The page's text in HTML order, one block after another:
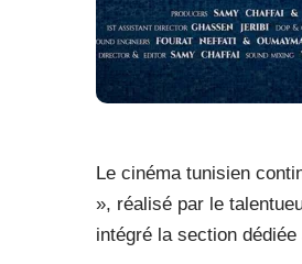
Le cinéma tunisien
», réalisé par le
intégré la section